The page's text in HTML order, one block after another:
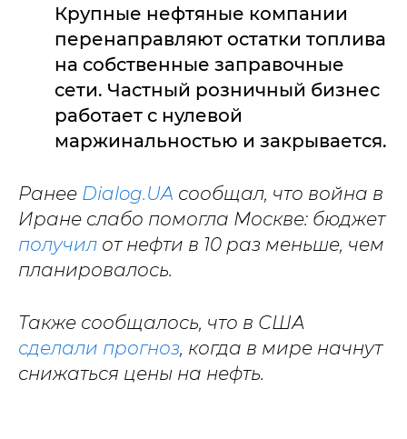
Крупные нефтяные компании
перенаправляют остатки топлива
на собственные заправочные
сети. Частный розничный бизнес
работает с нулевой
маржинальностью и закрывается.
Ранее Dialog.UA сообщал, что война в
Иране слабо помогла Москве: бюджет
получил от нефти в 10 раз меньше, чем
планировалось.
Также сообщалось, что в США
сделали прогноз, когда в мире начнут
снижаться цены на нефть.